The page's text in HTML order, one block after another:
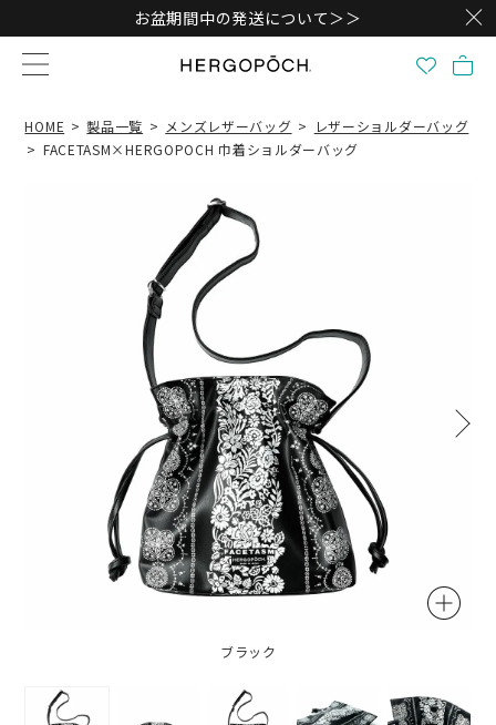
お盆期間中の発送について＞＞
HOME 製品一覧 メンズレザーバッグ
レザーショルダーバッグ
FACETASM×HERGOPOCH 巾着ショルダーバッグ
ブラック